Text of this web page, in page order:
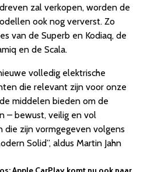
zal verkopen, worden de
ook nog ververst. Zo
van de Superb en Kodiaq, de
en de Scala.
volledig elektrische
die relevant zijn voor onze
middelen bieden om de
– bewust, veilig en vol
zijn vormgegeven volgens
Solid”, aldus Martin Jahn